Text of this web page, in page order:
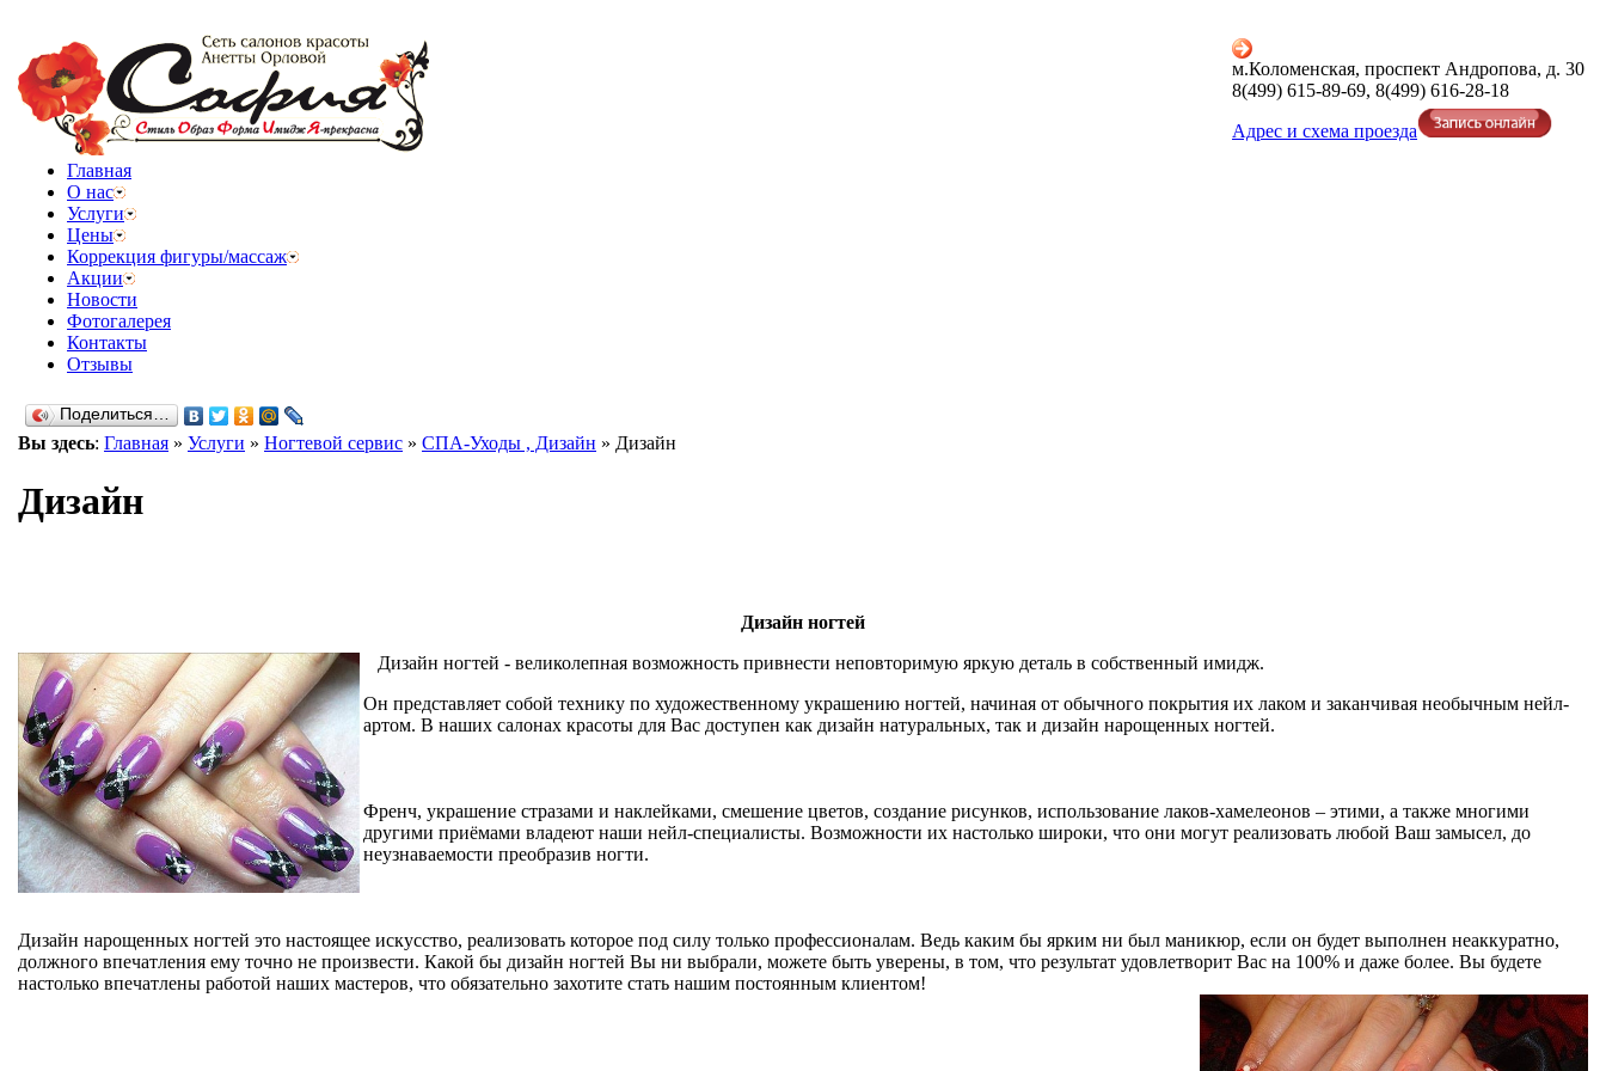
м.Коломенская, проспект Андропова, д. 30
8(499) 615-89-69, 8(499) 616-28-18
Адрес и схема проезда
Главная
О нас
Услуги
Цены
Коррекция фигуры/массаж
Акции
Новости
Фотогалерея
Контакты
Отзывы
Поделиться…
Вы здесь: Главная » Услуги » Ногтевой сервис » СПА-Уходы , Дизайн » Дизайн
Дизайн
Дизайн ногтей
Дизайн ногтей - великолепная возможность привнести неповторимую яркую деталь в собственный имидж.
Он представляет собой технику по художественному украшению ногтей, начиная от обычного покрытия их лаком и заканчивая необычным нейл-
артом. В наших салонах красоты для Вас доступен как дизайн натуральных, так и дизайн нарощенных ногтей.
Френч, украшение стразами и наклейками, смешение цветов, создание рисунков, использование лаков-хамелеонов – этими, а также многими
другими приёмами владеют наши нейл-специалисты. Возможности их настолько широки, что они могут реализовать любой Ваш замысел, до
неузнаваемости преобразив ногти.
Дизайн нарощенных ногтей это настоящее искусство, реализовать которое под силу только профессионалам. Ведь каким бы ярким ни был маникюр, если он будет выполнен неаккуратно,
должного впечатления ему точно не произвести. Какой бы дизайн ногтей Вы ни выбрали, можете быть уверены, в том, что результат удовлетворит Вас на 100% и даже более. Вы будете
настолько впечатлены работой наших мастеров, что обязательно захотите стать нашим постоянным клиентом!